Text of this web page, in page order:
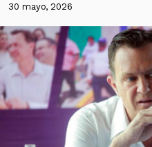
30 mayo, 2026